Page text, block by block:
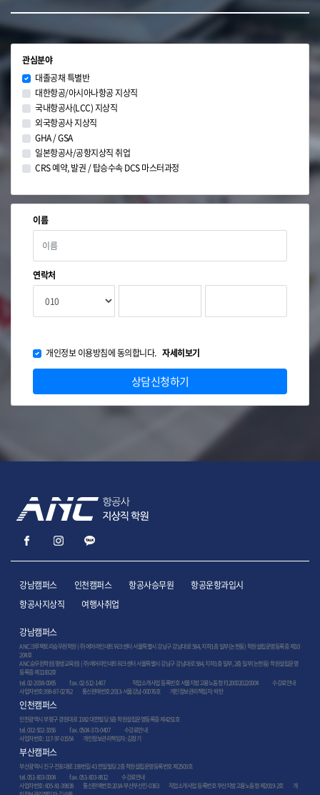
관심분야
대졸공채 특별반
대한항공/아시아나항공 지상직
국내항공사(LCC) 지상직
외국항공사 지상직
GHA / GSA
일본항공사/공항지상직 취업
CRS 예약, 발권 / 탑승수속 DCS 마스터과정
이름
연락처
개인정보 이용방침에 동의합니다. 자세히보기
상담신청하기
강남캠퍼스 인천캠퍼스 항공사승무원
항공운항과입시
항공사지상직
여행사취업
강남캠퍼스
ANC크루팩토리승무원학원 (주)에어라인네트워크센터 서울특별시 강남구 강남대로 584, 지하1층 일부(논현동) 학원설립운영등록증 제10
204호
ANC승무원학원(평생교육원) (주)에어라인네트워크센터 서울특별시 강남구 강남대로 584, 지하1층 일부, 2층 일부(논현동) 학원설립운영
등록증 제11832호
tel. 02-2038-0065
fax. 02-512-1467 직업소개사업 등록번호 서울지방고용노동청 F1200020220004
수강료안내
사업자번호:399-87-02762 통신판매번호:2013-서울강남-00076호 개인정보관리책임자: 박탄
인천캠퍼스
인천광역시 부평구 경원대로 1382 대한빌딩 5층 학원설립운영등록증 제4251호
tel. 032-502-3356
fax. 0504-373-0407
수강료안내
사업자번호: 117-97-01554 개인정보관리책임자: 김장기
부산캠퍼스
부산광역시 진구 전포대로 199번길 43 한일빌딩 2층 학원설립운영등록번호 제2503호
tel. 051-803-0004
fax. 051-803-8812
수강료안내
사업자번호: 605-81-39838 통신판매번호:2014-부산부산진-0363 직업소개사업 등록번호 부산지방고용노동청 제2019-2호 개